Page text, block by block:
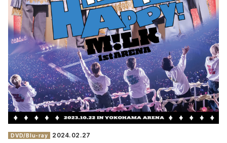
DVD/Blu-ray 2024. 02.27